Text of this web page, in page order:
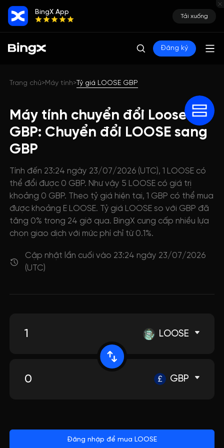
BingX App
Tải xuống
Đăng ký
Trang chủ>Máy tính>Tỷ giá LOOSE GBP
Máy tính chuyển đổi Loose
GBP: Chuyển đổi LOOSE sang
GBP
Tính đến 23:24 ngày 23/07/2026 (UTC), 1 LOOSE có
thể đổi được 0 GBP. Như vậy 5 LOOSE có giá trị
khoảng 0 GBP. Theo tỷ giá hiện tại, 1 GBP có thể mua
được khoảng E LOOSE. Tỷ giá LOOSE so với GBP đã
tăng 0% trong 24 giờ qua. BingX cung cấp nhiều lựa
chọn giao dịch với mức phí chỉ từ 0.1%.
Cập nhật lần cuối vào 23:24 ngày 23/07/2026
(UTC)
LOOSE
GBP
Đăng nhập để mua LOOSE